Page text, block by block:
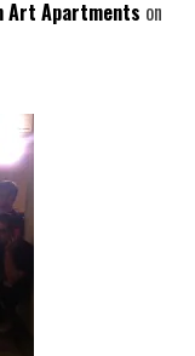
Art Apartments